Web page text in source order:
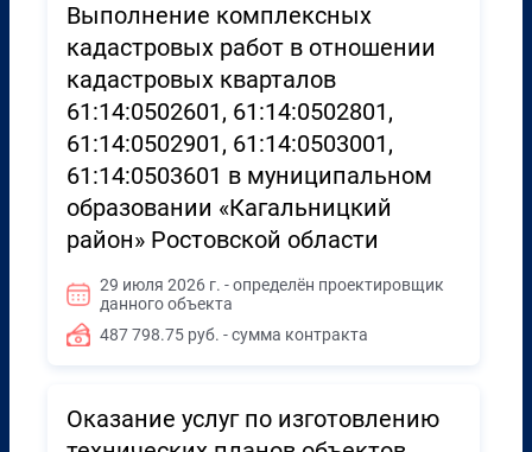
Выполнение комплексных
кадастровых работ в отношении
кадастровых кварталов
61:14:0502601, 61:14:0502801,
61:14:0502901, 61:14:0503001,
61:14:0503601 в муниципальном
образовании «Кагальницкий
район» Ростовской области
29 июля 2026 г. - определён проектировщик
данного объекта
487 798.75 руб. - сумма контракта
Оказание услуг по изготовлению